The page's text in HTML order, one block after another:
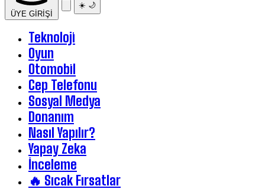
ÜYE GİRİŞİ
☀️ 🌙
Teknoloji
Oyun
Otomobil
Cep Telefonu
Sosyal Medya
Donanım
Nasıl Yapılır?
Yapay Zeka
İnceleme
🔥 Sıcak Fırsatlar